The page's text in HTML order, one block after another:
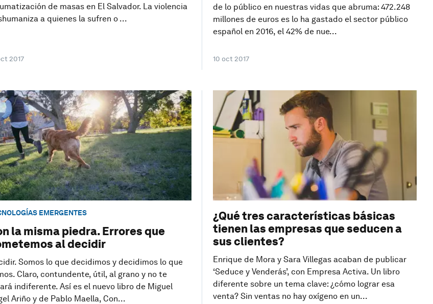
de masas en El Salvador. La violencia
a quienes la sufren o ...
2017
de lo público en nuestras vidas que abruma: 472.248
millones de euros es lo ha gastado el sector público
español en 2016, el 42% de nue...
10 oct 2017
EMERGENTES
la misma piedra. Errores que
al decidir
Somos lo que decidimos y decidimos lo que
Claro, contundente, útil, al grano y no te
indiferente. Así es el nuevo libro de Miguel
Ariño y de Pablo Maella, Con...
¿Qué tres características básicas
tienen las empresas que seducen a
sus clientes?
Enrique de Mora y Sara Villegas acaban de publicar
‘Seduce y Venderás’, con Empresa Activa. Un libro
diferente sobre un tema clave: ¿cómo lograr esa
venta? Sin ventas no hay oxígeno en un...